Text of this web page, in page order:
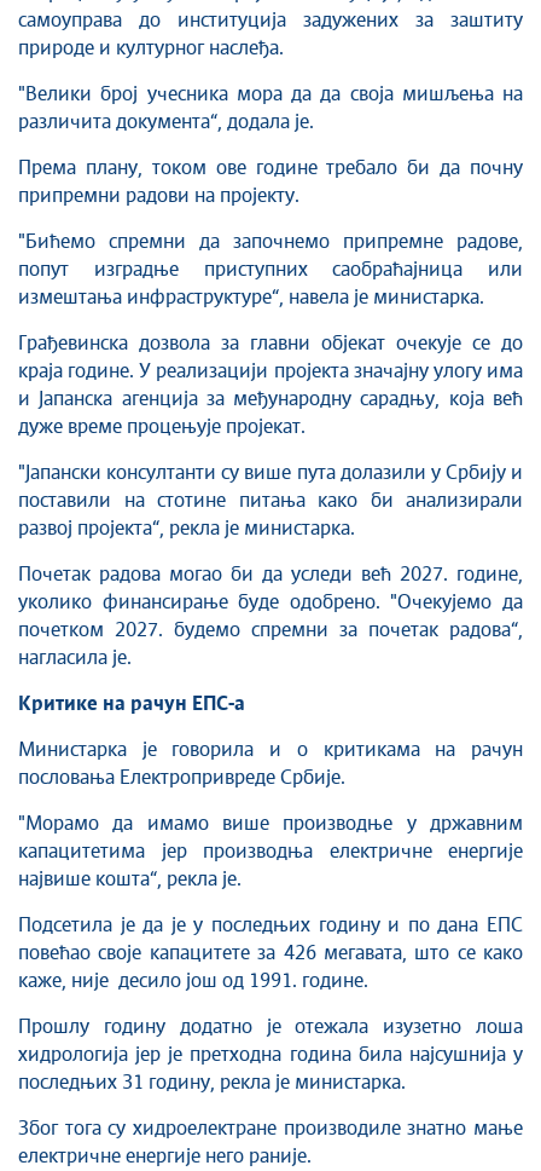
самоуправа до институција задужених за заштиту
природе и културног наслеђа.
"Велики број учесника мора да да своја мишљења на
различита документа“, додала је.
Према плану, током ове године требало би да почну
припремни радови на пројекту.
"Бићемо спремни да започнемо припремне радове,
попут изградње приступних саобраћајница или
измештања инфраструктуре“, навела је министарка.
Грађевинска дозвола за главни објекат очекује се до
краја године. У реализацији пројекта значајну улогу има
и Јапанска агенција за међународну сарадњу, која већ
дуже време процењује пројекат.
"Јапански консултанти су више пута долазили у Србију и
поставили на стотине питања како би анализирали
развој пројекта“, рекла је министарка.
Почетак радова могао би да уследи већ 2027. године,
уколико финансирање буде одобрено. "Очекујемо да
почетком 2027. будемо спремни за почетак радова“,
нагласила је.
Критике на рачун ЕПС-а
Министарка је говорила и о критикама на рачун
пословања Електропривреде Србије.
"Морамо да имамо више производње у државним
капацитетима јер производња електричне енергије
највише кошта“, рекла је.
Подсетила је да је у последњих годину и по дана ЕПС
повећао своје капацитете за 426 мегавата, што се како
каже, није десило још од 1991. године.
Прошлу годину додатно је отежала изузетно лоша
хидрологија јер је претходна година била најсушнија у
последњих 31 годину, рекла је министарка.
Због тога су хидроелектране производиле знатно мање
електричне енергије него раније.